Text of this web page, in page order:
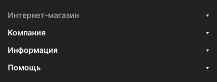
Интернет-магазин
Компания
Информация
Помощь